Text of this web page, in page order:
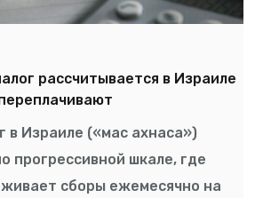
рассчитывается в Израиле
в Израиле («мас ахнаса»)
прогрессивной шкале, где
сборы ежемесячно на